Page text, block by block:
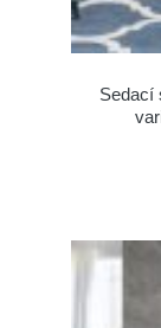
Sedací